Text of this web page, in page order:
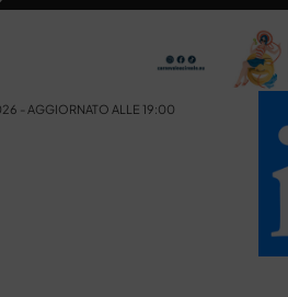
- AGGIORNATO ALLE 19:00